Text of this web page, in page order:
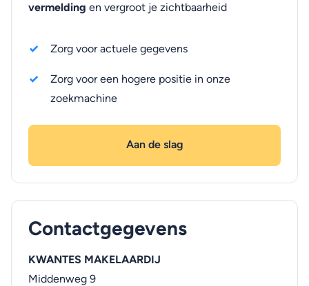
vermelding en vergroot je zichtbaarheid
Zorg voor actuele gegevens
Zorg voor een hogere positie in onze
zoekmachine
Aan de slag
Contactgegevens
KWANTES MAKELAARDIJ
Middenweg 9